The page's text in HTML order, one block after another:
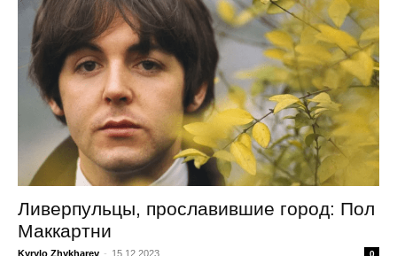
Ливерпульцы, прославившие город: Пол
Маккартни
Kyrylo Zhykharev - 15.12.2023 0